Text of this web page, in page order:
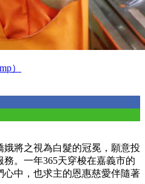
）
將之視為白髮的冠冕，願意投
。一年365天穿梭在嘉義市的
中，也求主的恩惠慈愛伴隨著